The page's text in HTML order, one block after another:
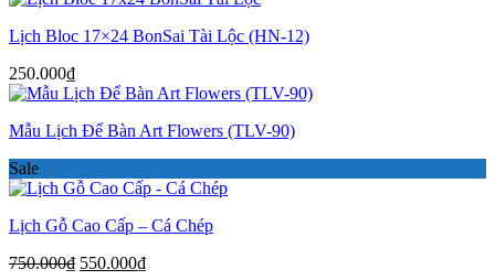
Lịch Bloc 17×24 BonSai Tài Lộc (HN-12)
250.000₫
Mẫu Lịch Để Bàn Art Flowers (TLV-90)
Sale
Lịch Gỗ Cao Cấp – Cá Chép
750.000₫ Giá
550.000₫Giá